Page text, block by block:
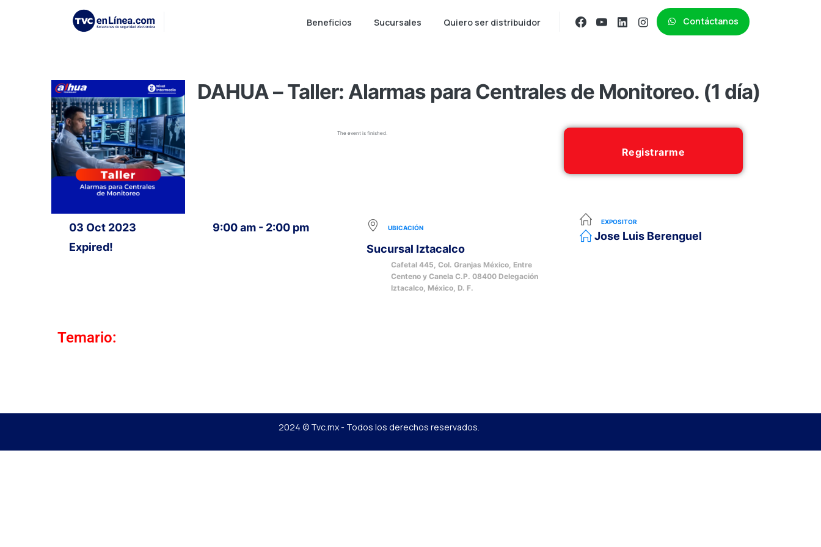
Beneficios Sucursales Quiero ser distribuidor Contáctanos
DAHUA – Taller: Alarmas para Centrales de Monitoreo. (1 día)
The event is finished.
Registrarme
03 Oct 2023
Expired!
9:00 am - 2:00 pm UBICACIÓN
Sucursal Iztacalco
Cafetal 445, Col. Granjas México, Entre
Centeno y Canela C.P. 08400 Delegación
Iztacalco, México, D. F.
EXPOSITOR
Jose Luis Berenguel
Temario:
2024 © Tvc.mx - Todos los derechos reservados.